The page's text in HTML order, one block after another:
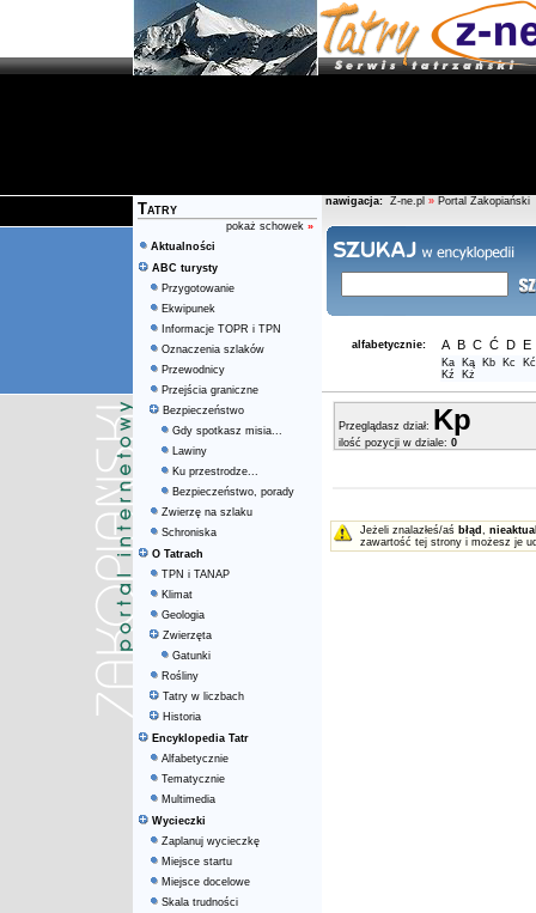
Tatry
pokaż schowek »
Aktualności
ABC turysty
Przygotowanie
Ekwipunek
Informacje TOPR i TPN
Oznaczenia szlaków
Przewodnicy
Przejścia graniczne
Bezpieczeństwo
Gdy spotkasz misia...
Lawiny
Ku przestrodze...
Bezpieczeństwo, porady
Zwierzę na szlaku
Schroniska
O Tatrach
TPN i TANAP
Klimat
Geologia
Zwierzęta
Gatunki
Rośliny
Tatry w liczbach
Historia
Encyklopedia Tatr
Alfabetycznie
Tematycznie
Multimedia
Wycieczki
Zaplanuj wycieczkę
Miejsce startu
Miejsce docelowe
Skala trudności
nawigacja: Z-ne.pl » Portal Zakopiański
alfabetycznie: A B C Ć D E
Ka Ką Kb Kc
Kć
Kź
Kż
Przeglądasz dział: Kp
ilość pozycji w dziale: 0
Jeżeli znalazłeś/aś błąd ,
zawartość tej strony i możesz je